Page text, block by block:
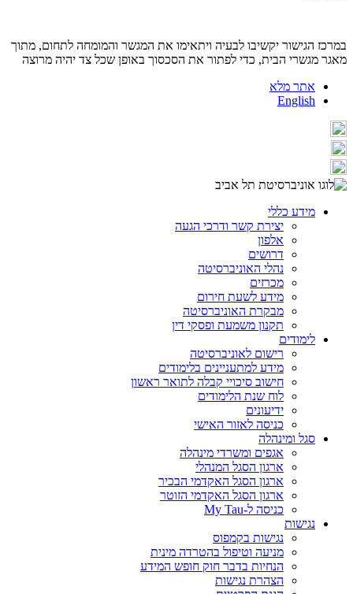
במרכז הגישור יקשיבו לבעיה ויתאימו את המגשר והמומחה לתחום, מתוך
מאגר מגשרי הבית, כדי לפתור את הסכסוך באופן שכל צד יהיה מרוצה
אתר מלא
English
מידע כללי
יצירת קשר ודרכי הגעה
אלפון
דרושים
נהלי האוניברסיטה
מכרזים
מידע לשעת חירום
מבקרת האוניברסיטה
תקנון משמעת ופסקי דין
לימודים
רישום לאוניברסיטה
מידע למתעניינים בלימודים
חישוב סיכויי קבלה לתואר ראשון
לוח שנת הלימודים
ידיעונים
כניסה לאזור האישי
סגל ומינהלה
אגפים ומשרדי מינהלה
ארגון הסגל המנהלי
ארגון הסגל האקדמי הבכיר
ארגון הסגל האקדמי הזוטר
כניסה ל-My Tau
נגישות
נגישות בקמפוס
מניעה וטיפול בהטרדה מינית
הנחיות בדבר חוק חופש המידע
הצהרת נגישות